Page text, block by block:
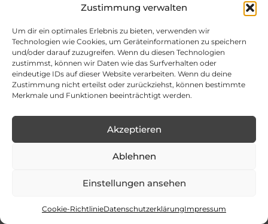
Zustimmung verwalten
Um dir ein optimales Erlebnis zu bieten, verwenden wir
Technologien wie Cookies, um Geräteinformationen zu speichern
und/oder darauf zuzugreifen. Wenn du diesen Technologien
zustimmst, können wir Daten wie das Surfverhalten oder
eindeutige IDs auf dieser Website verarbeiten. Wenn du deine
Zustimmung nicht erteilst oder zurückziehst, können bestimmte
Merkmale und Funktionen beeinträchtigt werden.
Akzeptieren
Ablehnen
Einstellungen ansehen
Cookie-RichtlinieDatenschutzerklärungImpressum
Dienstleistungen
sowie den Handel
mit Koi – perfekt
abgestimmt auf
jede Art von
Außenfläche.
vorbehalten | Entwickelt vonBoldpeak
Datenschutzerklärung